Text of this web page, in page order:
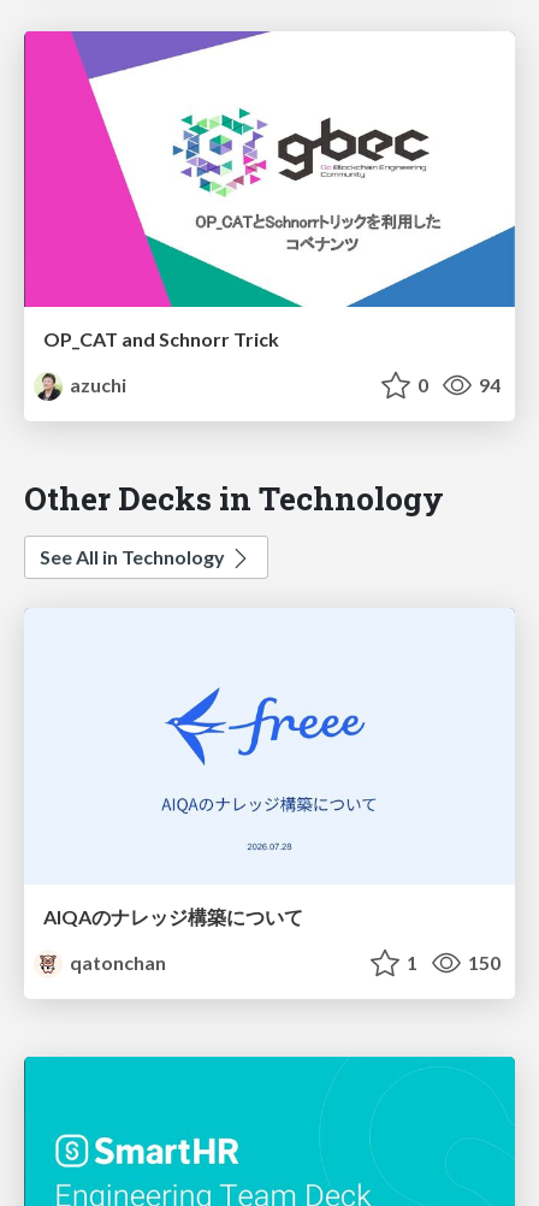
OP_CAT and Schnorr Trick
azuchi
0 94
Other Decks in Technology
See All in Technology
AIQAのナレッジ構築について
qatonchan
1 150